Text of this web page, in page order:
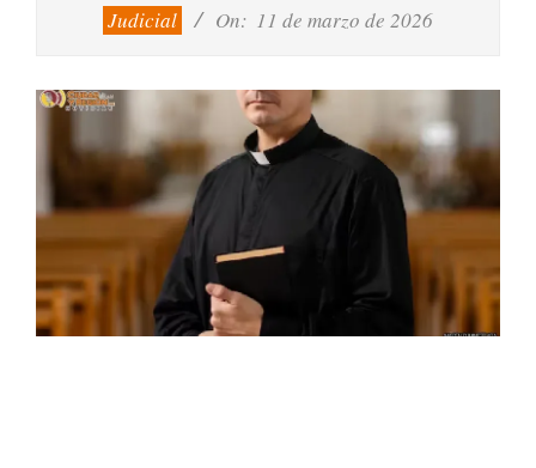
Judicial On: 11 de marzo de 2026